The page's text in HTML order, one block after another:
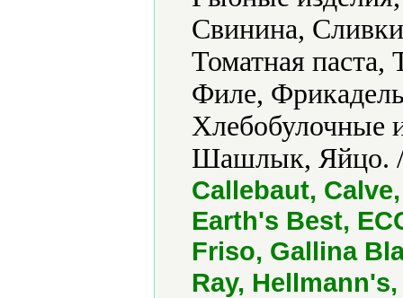
Свинина,
Томатная
Филе,
Хлебобулочные
Шашлык, Яйцо.
Callebaut,
Earth's Best,
Friso, Gallina
Ray,